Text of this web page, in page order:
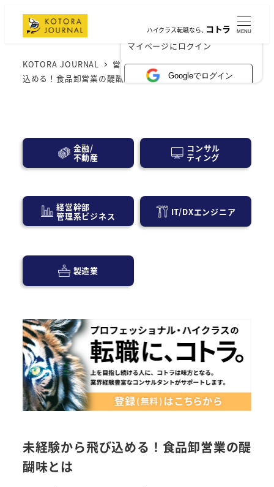
×
マイページにログイン
Googleでログイン
ハイクラス転職なら、コトラ MENU
KOTORA JOURNAL 営業・広告宣伝
未経験から飛び
込める！食品卸営業の醍醐味とは
金融/
不動産
コンサル
ティング
経営幹部
管理系ビジネス IT/DXエンジニア
製造業
未経験から飛び込める！食品卸営業の醍
醐味とは